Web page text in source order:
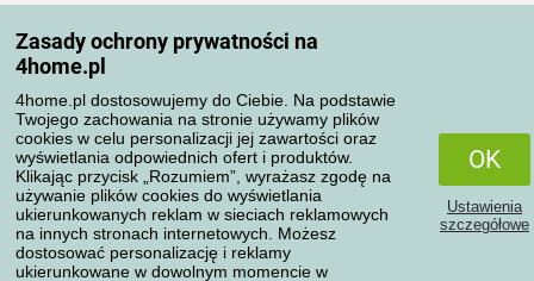
Zasady ochrony prywatności na
4home.pl
4home.pl dostosowujemy do Ciebie. Na podstawie
Twojego zachowania na stronie używamy plików
cookies w celu personalizacji jej zawartości oraz
wyświetlania odpowiednich ofert i produktów.
Klikając przycisk „Rozumiem”, wyrażasz zgodę na
używanie plików cookies do wyświetlania
ukierunkowanych reklam w sieciach reklamowych
na innych stronach internetowych. Możesz
dostosować personalizację i reklamy
ukierunkowane w dowolnym momencie w
OK
Ustawienia
szczegółowe
Sposoby transportu
Metody płatności
Niezawodny sklep